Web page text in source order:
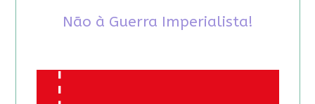
Não à Guerra Imperialista!